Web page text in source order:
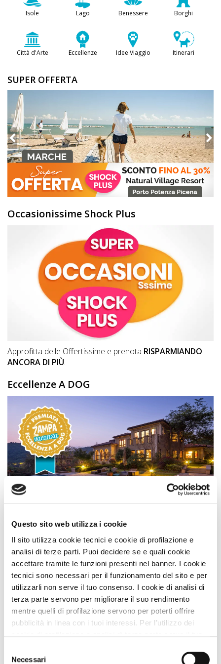
Questo sito web utilizza i cookie
Il sito utilizza cookie tecnici e cookie di profilazione e
analisi di terze parti. Puoi decidere se e quali cookie
accettare tramite le funzioni presenti nel banner. I cookie
tecnici sono necessari per il funzionamento del sito e per
utilizzarli non serve il tuo consenso. I cookie di analisi di
terza parte servono per migliorare il suo rendimento
mentre quelli di profilazione servono per poterti offrire
pubblicità in linea con i tuoi interessi. Per l’utilizzo dei
senza accettare” verranno installati solo i cookie tecnici.
delNecessari
DOG
INFO
DOG
CHIEDI
CODICE
SCONTO
Video
Tutorial
Lavora
Inserisci
Attività
Isole Lago Benessere Borghi
Città d'Arte Eccellenze Idee Viaggio Itinerari
SUPER OFFERTA
Occasionissime Shock Plus
Approfitta delle Offertissime e prenota RISPARMIANDO
ANCORA DI PIÙ.
Eccellenze A DOG
Il meglio del megliodellestrutture PET friendly
In soli 3 Secondi